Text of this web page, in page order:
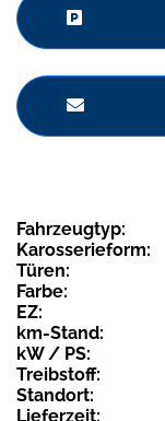
Fahrzeugtyp:
Karosserieform:
Türen:
Farbe:
EZ:
km-Stand:
kW / PS:
Treibstoff:
Standort:
Lieferzeit: